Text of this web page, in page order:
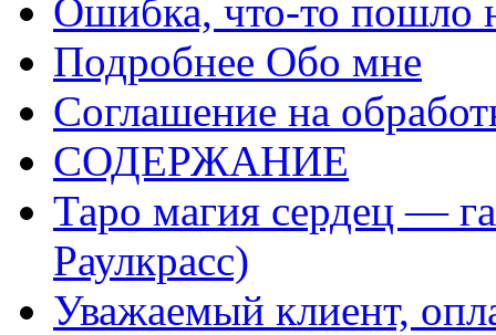
Ошибка, что-то пошло
Подробнее Обо мне
Соглашение на
СОДЕРЖАНИЕ
Таро магия сердец —
Раулкрасс)
Уважаемый клиент,